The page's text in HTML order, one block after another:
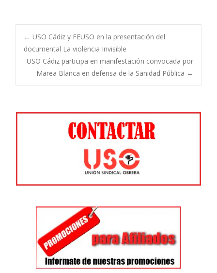
Navegación
de
entradas
← USO Cádiz y FEUSO en la presentación del
documental La violencia Invisible
USO Cádiz participa en manifestación convocada por
Marea Blanca en defensa de la Sanidad Pública →